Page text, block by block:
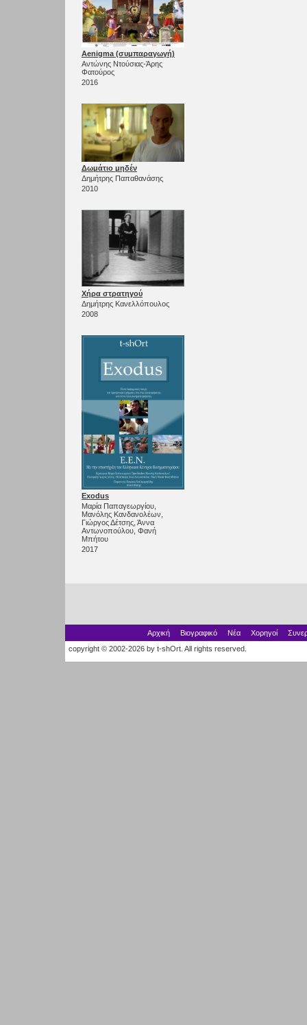
Aenigma (συμπαραγωγή)
Αντώνης Ντούσιας-Άρης
Φατούρος
2016
Δωμάτιο μηδέν
Δημήτρης Παπαθανάσης
2010
Χήρα στρατηγού
Δημήτρης Κανελλόπουλος
2008
Exodus
Μαρία Παπαγεωργίου,
Μανόλης Κανδανολέων,
Γιώργος Δέτσης, Άννα
Αντωνοπούλου, Φανή
Μπήτου
2017
Αρχική Βιογραφικό Νέα Χορηγοί
copyright © 2002-2026 by t-shOrt. All rights reserved.